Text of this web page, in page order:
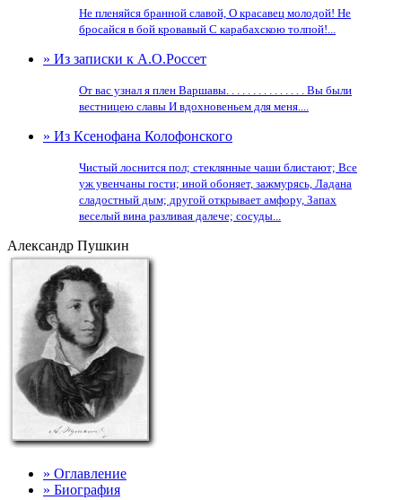
Не пленяйся бранной славой, О красавец молодой! Не
бросайся в бой кровавый С карабахскою толпой!...
» Из записки к А.О.Россет
От вас узнал я плен Варшавы. . . . . . . . . . . . . . . Вы были
вестницею славы И вдохновеньем для меня....
» Из Ксенофана Колофонского
Чистый лоснится пол; стеклянные чаши блистают; Все
уж увенчаны гости; иной обоняет, зажмурясь, Ладана
сладостный дым; другой открывает амфору, Запах
веселый вина разливая далече; сосуды...
Александр Пушкин
» Оглавление
» Биография